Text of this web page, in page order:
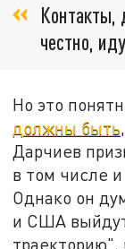
Контакты,
честно,
Но это
должны быть
Дарчиев
в том числе
Однако он
и США
траекторию",